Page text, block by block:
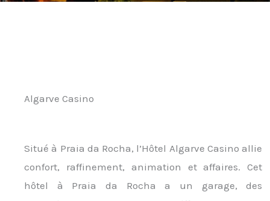
Algarve Casino
Situé à Praia da Rocha, l’Hôtel Algarve Casino allie
confort, raffinement, animation et affaires. Cet
hôtel à Praia da Rocha a un garage, des